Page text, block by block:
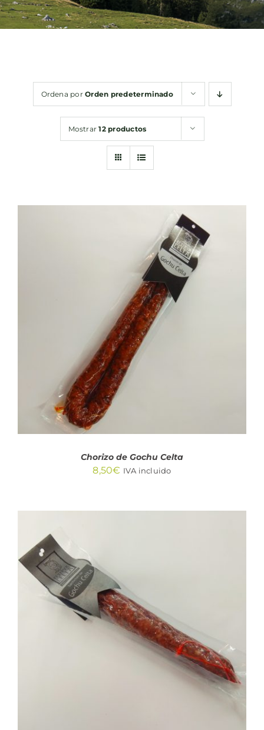
Bebidas
Ordena porOrden predeterminado
Mostrar12 productos
AÑADIR AL CARRITO
Chorizo de Gochu Celta
8,50€ IVA incluido
AÑADIR AL CARRITO